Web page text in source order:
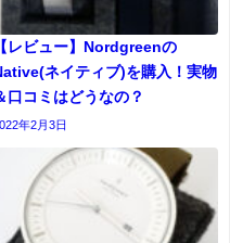
【レビュー】Nordgreenの
ネイティブ)を購入！実物
口コミはどうなの？
年2月3日